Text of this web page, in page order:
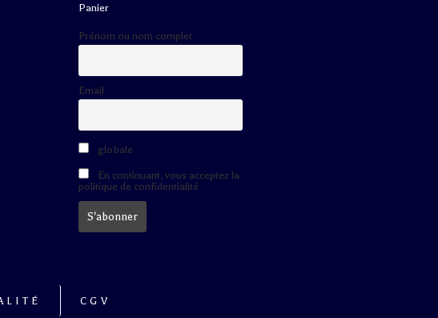
Panier
Prénom ou nom complet
Email
globale
En continuant, vous acceptez la
politique de confidentialité
CGV